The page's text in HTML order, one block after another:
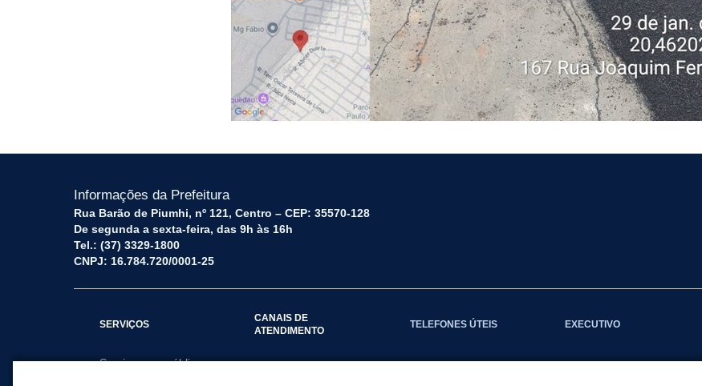
Informações da Prefeitura
Rua Barão de Piumhi, nº 121, Centro – CEP: 35570-128
De segunda a sexta-feira, das 9h às 16h
Tel.: (37) 3329-1800
CNPJ: 16.784.720/0001-25
SERVIÇOS
Serviços por público
CANAIS DE
ATENDIMENTO
TELEFONES ÚTEIS EXECUTIVO